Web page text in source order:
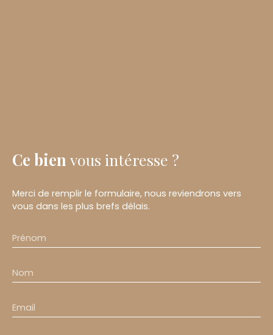
Ce bien vous intéresse ?
Merci de remplir le formulaire, nous reviendrons vers
vous dans les plus brefs délais.
Prénom
Nom
Email